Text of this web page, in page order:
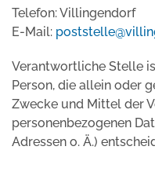
Telefon: Villingendorf
E-Mail:
Verantwortliche Stelle
Person, die allein oder
Zwecke und Mittel der
personenbezogenen
Adressen o. Ä.)